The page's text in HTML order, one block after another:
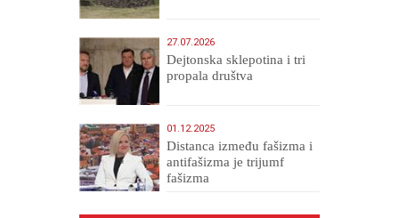
27.07.2026
Dejtonska sklepotina i tri
propala društva
01.12.2025
Distanca između fašizma i
antifašizma je trijumf
fašizma